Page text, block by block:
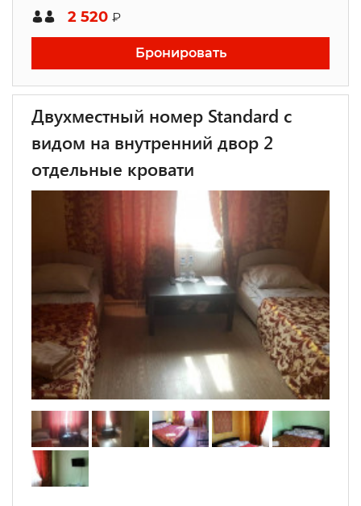
2 520 ₽
Бронировать
Двухместный номер Standard с
видом на внутренний двор 2
отдельные кровати